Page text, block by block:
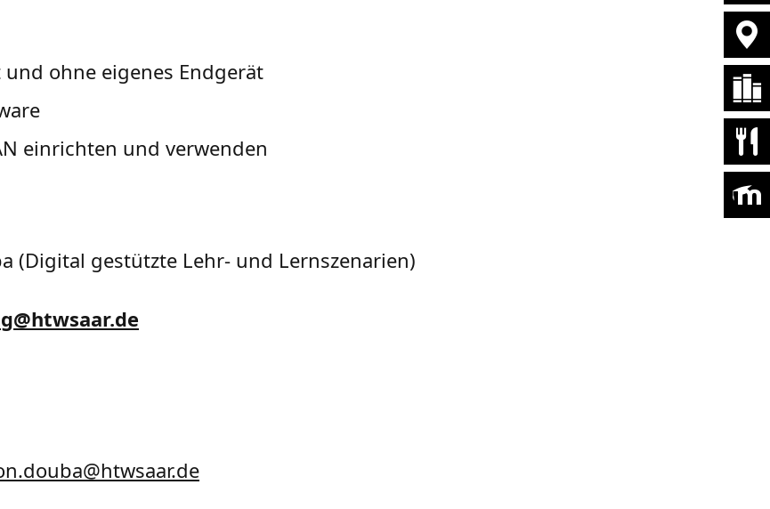
ohne eigenes Endgerät
einrichten und verwenden
(Digital gestützte Lehr- und Lernszenarien)
@htwsaar.de